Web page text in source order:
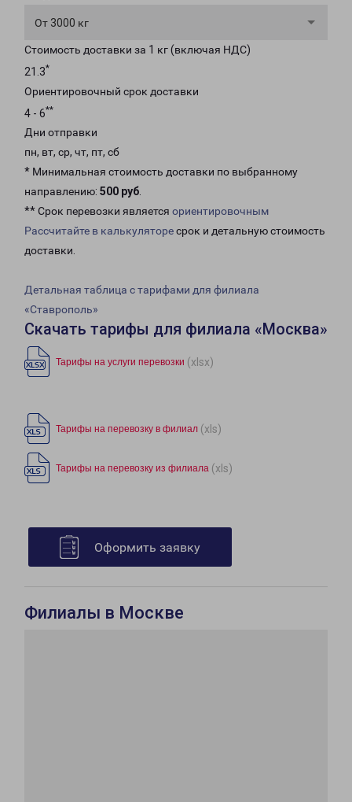
От 3000 кг
Стоимость доставки за 1 кг (включая НДС)
21.3*
Ориентировочный срок доставки
4 - 6**
Дни отправки
пн, вт, ср, чт, пт, сб
* Минимальная стоимость доставки по выбранному
направлению: 500 руб.
** Срок перевозки является ориентировочным
Рассчитайте в калькуляторесрок и детальную стоимость
доставки.
Детальная таблица с тарифами для филиала
«Ставрополь»
Скачать тарифы для филиала «Москва»
Тарифы на услуги перевозки (xlsx)
Тарифы на перевозку в филиал (xls)
Тарифы на перевозку из филиала (xls)
Оформить заявку
Филиалы в Москве